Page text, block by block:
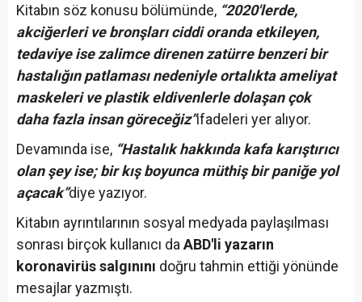
Kitabın söz konusu bölümünde, “2020'lerde,
akciğerleri ve bronşları ciddi oranda etkileyen,
tedaviye ise zalimce direnen zatürre benzeri bir
hastalığın patlaması nedeniyle ortalıkta ameliyat
maskeleri ve plastik eldivenlerle dolaşan çok
daha fazla insan göreceğiz”ifadeleri yer alıyor.
Devamında ise, “Hastalık hakkında kafa karıştırıcı
olan şey ise; bir kış boyunca müthiş bir paniğe yol
açacak”diye yazıyor.
Kitabın ayrıntılarının sosyal medyada paylaşılması
sonrası birçok kullanıcı da ABD'li yazarın
koronavirüs salgınını doğru tahmin ettiği yönünde
mesajlar yazmıştı.